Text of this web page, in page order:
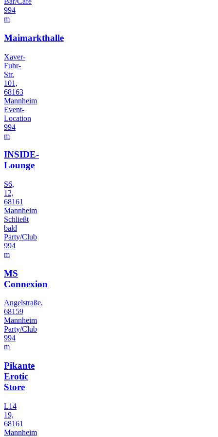
994
m
Maimarkthalle
Xaver-
Fuhr-
Str.
101,
68163
Mannheim
Event-
Location
994
m
INSIDE-
Lounge
S6,
12,
68161
Mannheim
Schließt
bald
Party/Club
994
m
MS
Connexion
Angelstraße,
68159
Mannheim
Party/Club
994
m
Pikante
Erotic
Store
L14
19,
68161
Mannheim